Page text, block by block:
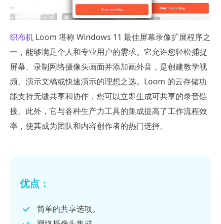
织布机 Loom 堪称 Windows 11 最佳屏幕录像扩展程序之
一，能够满足个人和专业用户的需求。它允许您轻松捕捉
屏幕、录制网络摄像头画面并添加画外音，是创建教学视
频、演示文稿或快速演示的理想之选。Loom 的云存储功
能支持无缝共享和协作，您可以立即生成可共享的录音链
接。此外，它与各种生产力工具的集成提高了工作流程效
率，使其成为团队和内容创作者的热门选择。
优点：
简单的共享选项。